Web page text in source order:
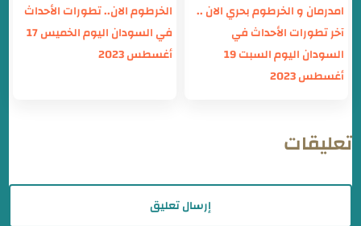
امدرمان و الخرطوم بحري الان ..
آخر تطورات الأحداث في
السودان اليوم السبت 19
أغسطس 2023
الخرطوم الان.. تطورات الأحداث
في السودان اليوم الخميس 17
أغسطس 2023
تعليقات
إرسال تعليق